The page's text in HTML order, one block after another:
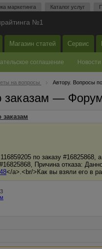
маркетинга Каталог услуг
№1
Магазин статей Сервис
соглашение Новости
на вопросы Автору. Вопросы
заказам —
по заказу
Причина отказа:
</a>.<br/>Как вы взяли его в